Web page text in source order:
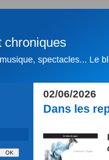
chroniques
spectacles... Le
02/06/2026
Dans les